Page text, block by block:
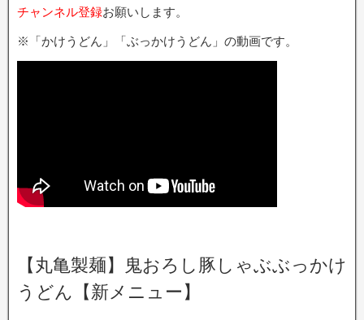
チャンネル登録お願いします。
※「かけうどん」「ぶっかけうどん」の動画です。
【丸亀製麺】鬼おろし豚しゃぶぶっかけ
うどん【新メニュー】